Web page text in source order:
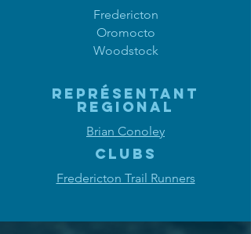
Fredericton
Oromocto
Woodstock
REPRÉSENTANT
REGIONAL
Brian Conoley
clubs
Fredericton Trail Runners